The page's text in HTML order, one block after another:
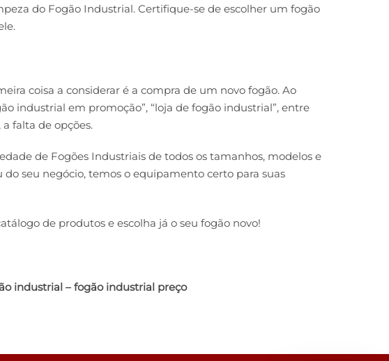
do Fogão Industrial. Certifique-se de escolher um fogão
coisa a considerar é a compra de um novo fogão. Ao
industrial em promoção”, “loja de fogão industrial”, entre
falta de opções.
de Fogões Industriais de todos os tamanhos, modelos e
seu negócio, temos o equipamento certo para suas
de produtos e escolha já o seu fogão novo!
industrial – fogão industrial preço